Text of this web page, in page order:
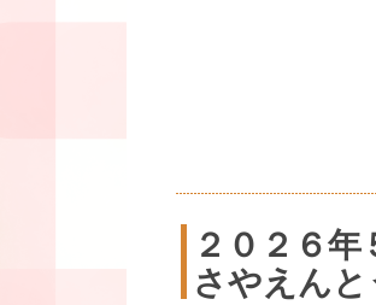
２０２６
さやえん